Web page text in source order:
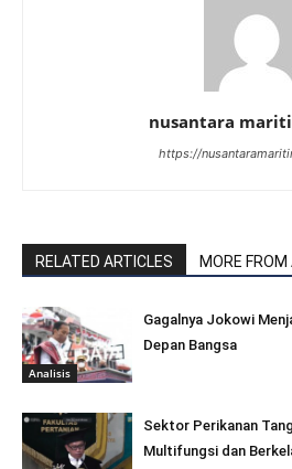
nusantara
https://
RELATED ARTICLES MORE
Analisis
Gagalnya Jokowi
Depan Bangsa
Sektor Perikanan
Multifungsi dan